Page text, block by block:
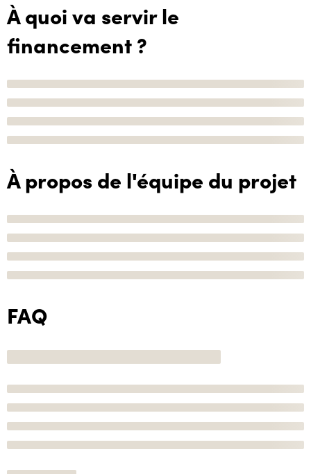
À quoi va servir le
financement ?
À propos de l'équipe du projet
FAQ